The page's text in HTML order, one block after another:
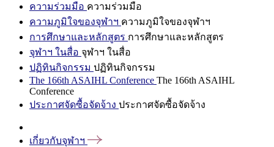
ความร่วมมือ ความร่วมมือ
ความภูมิใจของจุฬาฯ ความภูมิใจของจุฬาฯ
การศึกษาและหลักสูตร การศึกษาและหลักสูตร
จุฬาฯ ในสื่อ จุฬาฯ ในสื่อ
ปฏิทินกิจกรรม ปฏิทินกิจกรรม
The 166th ASAIHL Conference The 166th ASAIHL
Conference
ประกาศจัดซื้อจัดจ้าง ประกาศจัดซื้อจัดจ้าง
เกี่ยวกับจุฬาฯ